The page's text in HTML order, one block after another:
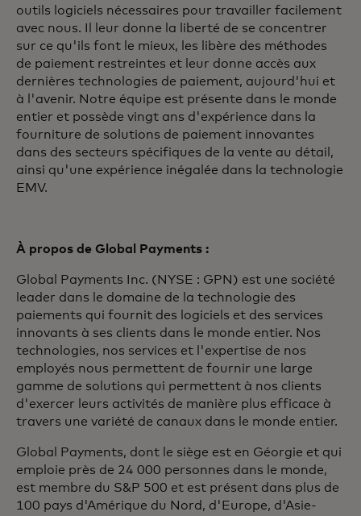
outils logiciels nécessaires pour travailler facilement
avec nous. Il leur donne la liberté de se concentrer
sur ce qu'ils font le mieux, les libère des méthodes
de paiement restreintes et leur donne accès aux
dernières technologies de paiement, aujourd'hui et
à l'avenir. Notre équipe est présente dans le monde
entier et possède vingt ans d'expérience dans la
fourniture de solutions de paiement innovantes
dans des secteurs spécifiques de la vente au détail,
ainsi qu'une expérience inégalée dans la technologie
EMV.
À propos de Global Payments :
Global Payments Inc. (NYSE : GPN) est une société
leader dans le domaine de la technologie des
paiements qui fournit des logiciels et des services
innovants à ses clients dans le monde entier. Nos
technologies, nos services et l'expertise de nos
employés nous permettent de fournir une large
gamme de solutions qui permettent à nos clients
d'exercer leurs activités de manière plus efficace à
travers une variété de canaux dans le monde entier.
Global Payments, dont le siège est en Géorgie et qui
emploie près de 24 000 personnes dans le monde,
est membre du S&P 500 et est présent dans plus de
100 pays d'Amérique du Nord, d'Europe, d'Asie-